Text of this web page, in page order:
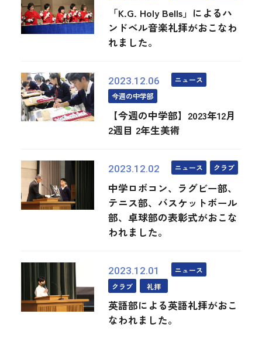
「K.G. Holy Bells」によるハ
ンドベル音楽礼拝がおこなわ
れました。
2023.12.06
ニュース
今週の中学部
【今週の中学部】2023年12月
2週目 2年生美術
2023.12.02 ニュース クラブ
中学ロボコン、ラグビー部、
テニス部、バスケットボール
部、卓球部の表彰式がおこな
われました。
2023.12.01
ニュース
クラブ
礼拝
英語部による英語礼拝がおこ
なわれました。